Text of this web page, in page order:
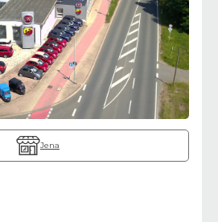
Jena